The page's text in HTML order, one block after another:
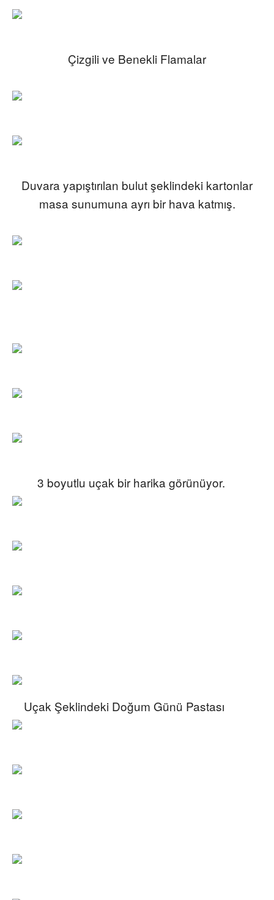
Çizgili ve Benekli Flamalar
Duvara yapıştırılan bulut şeklindeki kartonlar
masa sunumuna ayrı bir hava katmış.
3 boyutlu uçak bir harika görünüyor.
Uçak Şeklindeki Doğum Günü Pastası